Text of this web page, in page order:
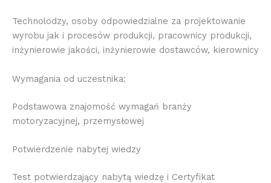
Technolodzy, osoby odpowiedzialne za projektowanie
wyrobu jak i procesów produkcji, pracownicy produkcji,
inżynierowie jakości, inżynierowie dostawców, kierownicy
Wymagania od uczestnika:
Podstawowa znajomość wymagań branży
motoryzacyjnej, przemysłowej
Potwierdzenie nabytej wiedzy
Test potwierdzający nabytą wiedzę i Certyfikat